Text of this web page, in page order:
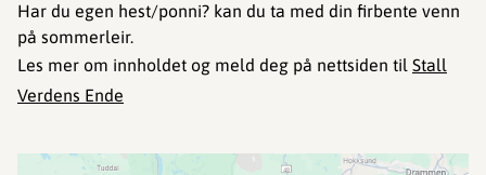
Har du egen hest/ponni? kan du ta med din firbente venn
på sommerleir.
Les mer om innholdet og meld deg på nettsiden til Stall
Verdens Ende